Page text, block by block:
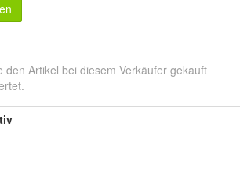
den Artikel bei diesem Verkäufer gekauft